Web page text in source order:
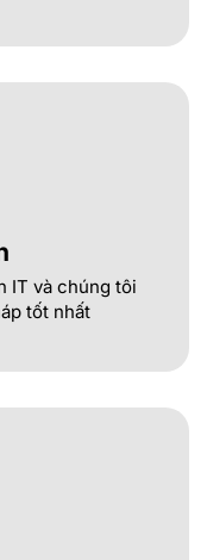
IT và chúng tôi
tốt nhất